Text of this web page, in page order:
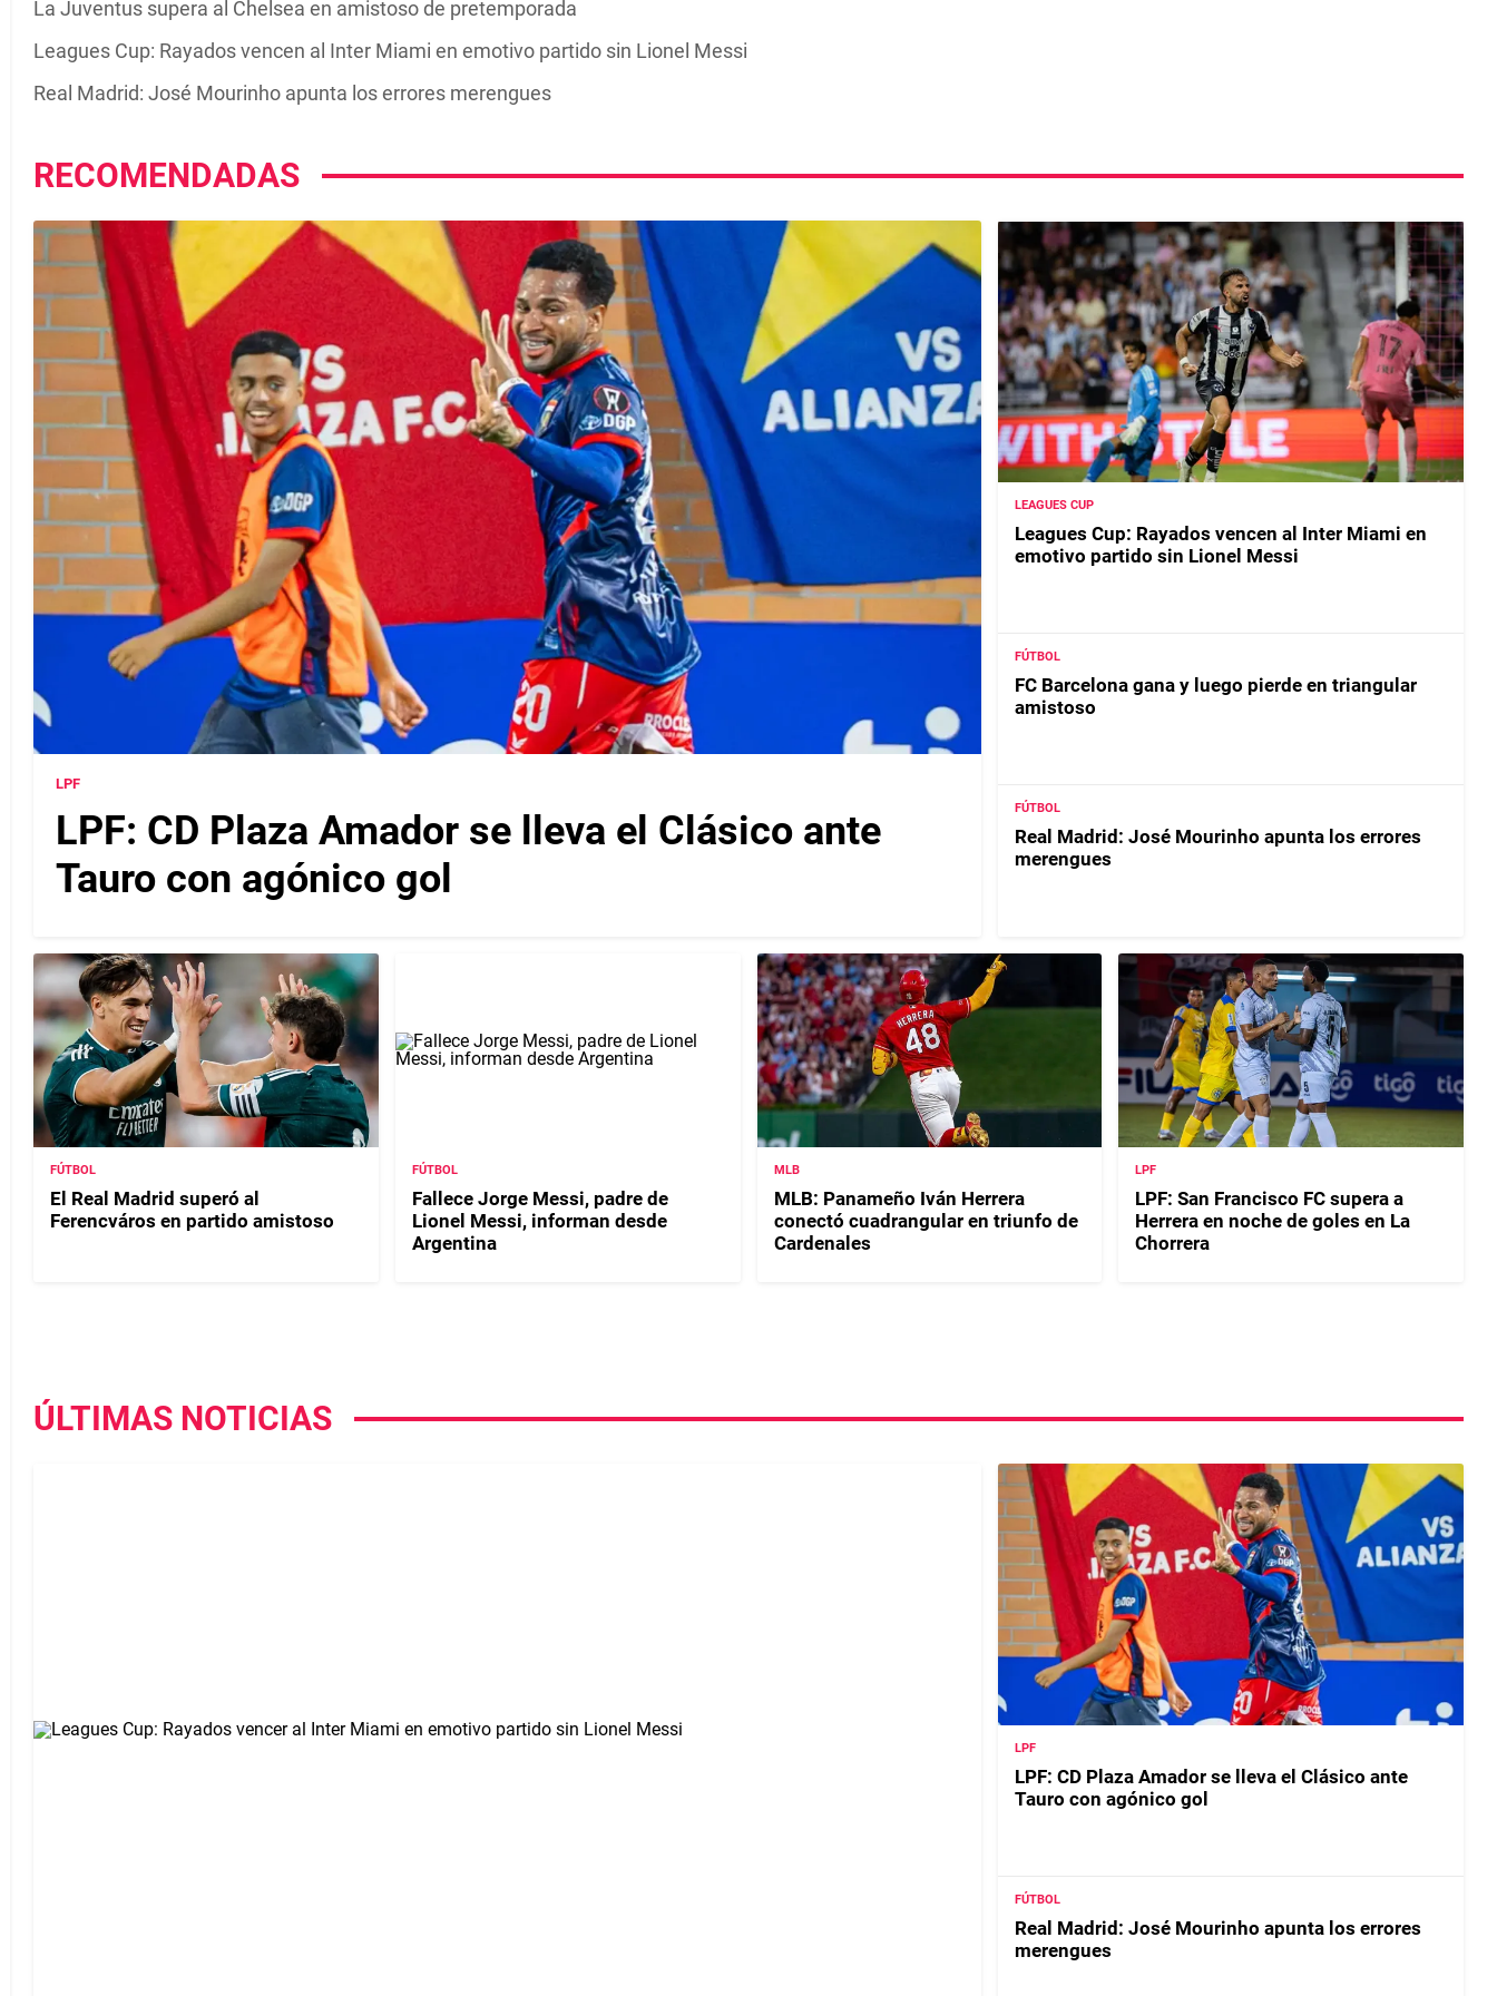
La Juventus supera al Chelsea en amistoso de pretemporada
Leagues Cup: Rayados vencen al Inter Miami en emotivo partido sin Lionel Messi
Real Madrid: José Mourinho apunta los errores merengues
RECOMENDADAS
LPF
LPF: CD Plaza Amador se lleva el Clásico ante
Tauro con agónico gol
LEAGUES CUP
Leagues Cup: Rayados vencen al Inter Miami en
emotivo partido sin Lionel Messi
FÚTBOL
FC Barcelona gana y luego pierde en triangular
amistoso
FÚTBOL
Real Madrid: José Mourinho apunta los errores
merengues
FÚTBOL
El Real Madrid superó al
Ferencváros en partido amistoso
FÚTBOL
Fallece Jorge Messi, padre de
Lionel Messi, informan desde
Argentina
MLB
MLB: Panameño Iván Herrera
conectó cuadrangular en triunfo de
Cardenales
LPF
LPF: San Francisco FC supera a
Herrera en noche de goles en La
Chorrera
ÚLTIMAS NOTICIAS
LPF
LPF: CD Plaza Amador se lleva el Clásico ante
Tauro con agónico gol
FÚTBOL
Real Madrid: José Mourinho apunta los errores
merengues